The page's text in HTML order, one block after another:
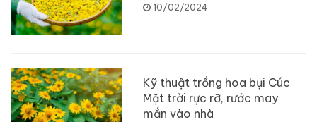
10/02/2024
Kỹ thuật trồng hoa bụi Cúc
Mặt trời rực rỡ, rước may
mắn vào nhà